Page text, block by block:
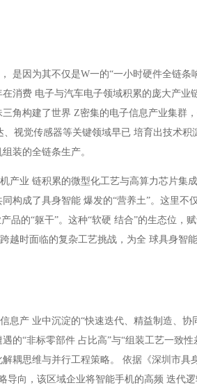
是因为其不仅是W一的“一小时硬件全链条
消费 电子与汽车电子领域积累的庞大产业
角构建了世界 Z密集的电子信息产业集群
视觉传感器等关键领域早已 培育出技术
装的全链条生产。
产业 链积累的微型化工艺与高算力芯片集
构成了具身智能 爆发的“营养土”。这里不
的“躯干”。这种“软硬 结合”的生态位，
越时面临的复杂工艺挑战，为全 球具身智
产 业中沉淀的“快速迭代、精益制造、协
的“非标零部件 占比高”与“组装工艺一致
耦思维与并行工程策略。 依据《深圳市具
导向，该区域企业将智能手机的高频 迭代